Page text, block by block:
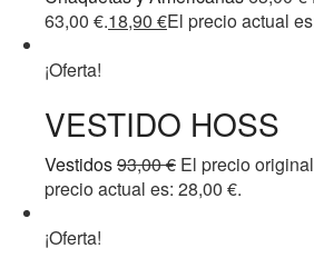
63,00 €.18,90 €El precio actual
¡Oferta!
VESTIDO HOSS
Vestidos93,00€ El precio
precio actual es: 28,00 €.
¡Oferta!